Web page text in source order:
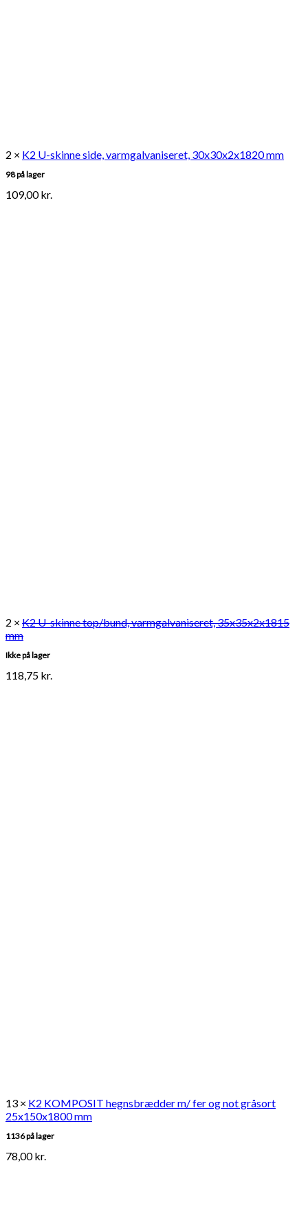
2 × K2 U-skinne side, varmgalvaniseret, 30x30x2x1820 mm
98 på lager
109,00kr.
2 × K2 U-skinne top/bund, varmgalvaniseret, 35x35x2x1815
mm
Ikke på lager
118,75 kr.
13 × K2 KOMPOSIT hegnsbrædder m/ fer og not gråsort
25x150x1800 mm
1136 på lager
78,00kr.